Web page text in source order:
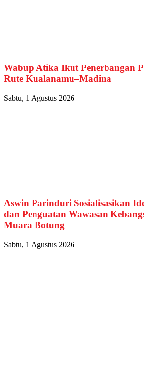
Wabup Atika Ikut Penerbangan
Rute Kualanamu–Madina
Sabtu, 1 Agustus 2026
Aswin Parinduri Sosialisasikan
dan Penguatan Wawasan
Muara Botung
Sabtu, 1 Agustus 2026